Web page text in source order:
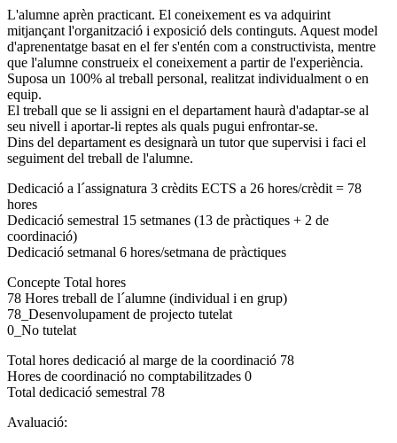
L'alumne aprèn practicant. El coneixement es va adquirint
mitjançant l'organització i exposició dels continguts. Aquest model
d'aprenentatge basat en el fer s'entén com a constructivista, mentre
que l'alumne construeix el coneixement a partir de l'experiència.
Suposa un 100% al treball personal, realitzat individualment o en
equip.
El treball que se li assigni en el departament haurà d'adaptar-se al
seu nivell i aportar-li reptes als quals pugui enfrontar-se.
Dins del departament es designarà un tutor que supervisi i faci el
seguiment del treball de l'alumne.
Dedicació a l´assignatura 3 crèdits ECTS a 26 hores/crèdit = 78
hores
Dedicació semestral 15 setmanes (13 de pràctiques + 2 de
coordinació)
Dedicació setmanal 6 hores/setmana de pràctiques
Concepte Total hores
78 Hores treball de l´alumne (individual i en grup)
78_Desenvolupament de projecto tutelat
0_No tutelat
Total hores dedicació al marge de la coordinació 78
Hores de coordinació no comptabilitzades 0
Total dedicació semestral 78
Avaluació: